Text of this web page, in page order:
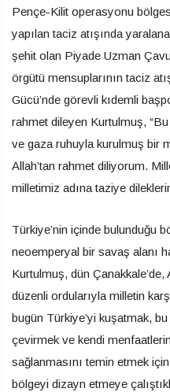
Pençe-Kilit operasyonu
yapılan taciz atışında
şehit olan Piyade Uzman
örgütü mensuplarının taciz
Gücü’nde görevli kıdemli
rahmet dileyen Kurtulmuş,
ve gaza ruhuyla kurulmuş bir
Allah’tan rahmet diliyorum.
milletimiz adına taziye
Türkiye’nin içinde bulunduğu
neoemperyal bir savaş alanı
Kurtulmuş, dün Çanakkale’de,
düzenli ordularıyla milletin
bugün Türkiye’yi kuşatmak,
çevirmek ve kendi
sağlanmasını temin etmek
bölgeyi dizayn etmeye